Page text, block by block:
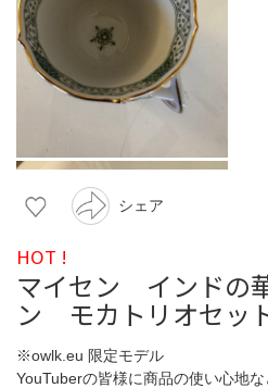
シェア
HOT !
マイセン インドの
ン モカトリオセッ
※owlk.eu 限定モデル
YouTuberの皆様に商品の使い心地